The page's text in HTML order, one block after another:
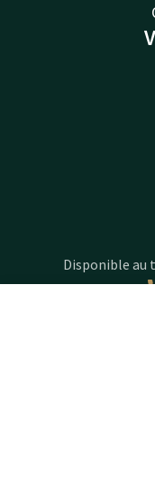
Disponible au